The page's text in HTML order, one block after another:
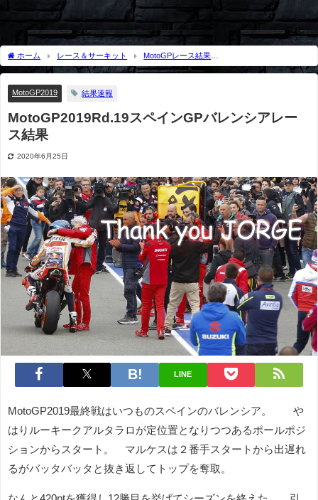
ホーム レース＆サーキット
MotoGPレース結果
MotoGP2019
MotoGP2019Rd.19スペインGPバレンシアレース結果
MotoGP2019 結果速報
MotoGP2019Rd.19スペインGPバレンシアレー
ス結果
2020年6月25日
LINE
MotoGP2019最終戦はいつものスペインのバレンシア。 や
はりルーキークアルタラロが定位置となりつつあるポールポジ
ションからスタート。 マルケスは２番手スタートから出遅れ
るがバッタバッタと抜き返してトップを奪取。